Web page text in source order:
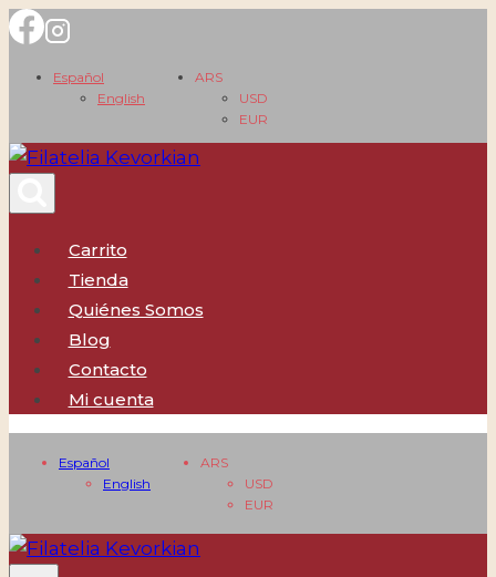
Saltar
contenido
Español
English
ARS
USD
EUR
Carrito
Tienda
Quiénes Somos
Blog
Contacto
Mi cuenta
Español
English
ARS
USD
EUR